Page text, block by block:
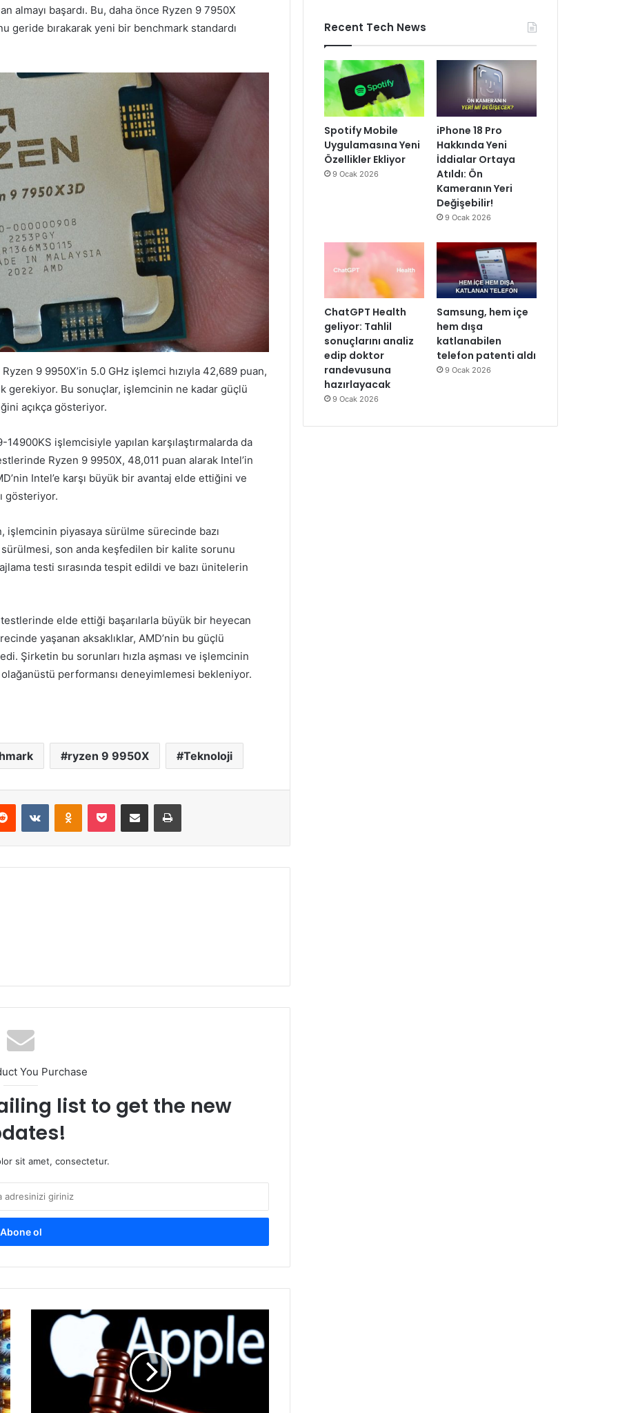
almayı başardı. Bu, daha önce Ryzen 9 7950X
geride bırakarak yeni bir benchmark standardı
Ryzen 9 9950X’in 5.0 GHz işlemci hızıyla 42,689 puan,
gerekiyor. Bu sonuçlar, işlemcinin ne kadar güçlü
açıkça gösteriyor.
işlemcisiyle yapılan karşılaştırmalarda da
Ryzen 9 9950X, 48,011 puan alarak Intel’in
Intel’e karşı büyük bir avantaj elde ettiğini ve
gösteriyor.
işlemcinin piyasaya sürülme sürecinde bazı
sürülmesi, son anda keşfedilen bir kalite sorunu
testi sırasında tespit edildi ve bazı ünitelerin
elde ettiği başarılarla büyük bir heyecan
yaşanan aksaklıklar, AMD’nin bu güçlü
Şirketin bu sorunları hızla aşması ve işlemcinin
performansı deneyimlemesi bekleniyor.
ryzen 9 9950X Teknoloji
Reddit VKontakteOdnoklassniki
Pocket E-Posta ile paylaş Yazdır
You Purchase
list to get the new
sit amet, consectetur.
İspanya
antitröst
düzenleyicileri
soruşturmasına
Recent Tech News
Spotify Mobile
Uygulamasına Yeni
Özellikler Ekliyor
9 Ocak 2026
iPhone 18 Pro
Hakkında Yeni
İddialar Ortaya
Atıldı: Ön
Kameranın Yeri
Değişebilir!
9 Ocak 2026
ChatGPT Health
geliyor: Tahlil
sonuçlarını analiz
edip doktor
randevusuna
hazırlayacak
9 Ocak 2026
Samsung, hem içe
hem dışa
katlanabilen
telefon patenti aldı
9 Ocak 2026